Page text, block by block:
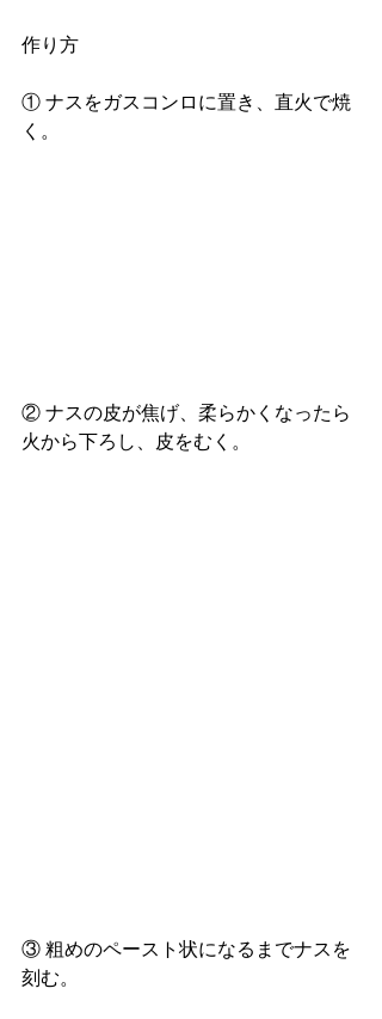
作り方
① ナスをガスコンロに置き、直火で焼
く。
② ナスの皮が焦げ、柔らかくなったら
火から下ろし、皮をむく。
③ 粗めのペースト状になるまでナスを
刻む。